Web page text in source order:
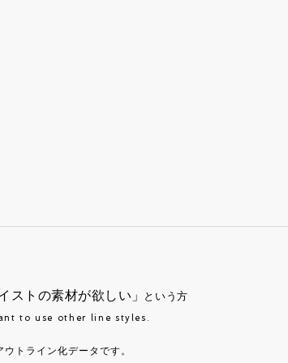
ストの素材が欲しい」 という方
to use other line styles.
ウトライン化データです。